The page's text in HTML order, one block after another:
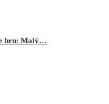
hru: Malý…